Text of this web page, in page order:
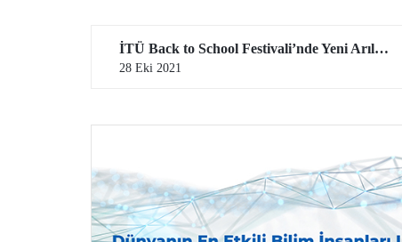
İTÜ Back to School Festivali’nde Yeni Arılara “Merhaba!”
28 Eki 2021